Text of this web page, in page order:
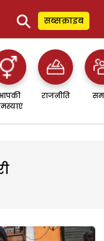
⚲ सब्सक्राइब
राजनीति